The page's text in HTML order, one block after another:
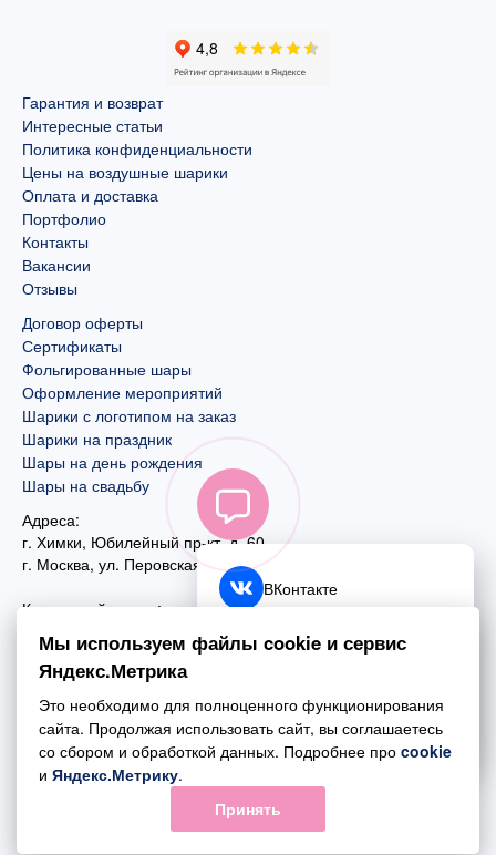
Гарантия и возврат
Интересные статьи
Политика конфиденциальности
Цены на воздушные шарики
Оплата и доставка
Портфолио
Контакты
Вакансии
Отзывы
Договор оферты
Сертификаты
Фольгированные шары
Оформление мероприятий
Шарики с логотипом на заказ
Шарики на праздник
Шары на день рождения
Шары на свадьбу
Адреса:
г. Химки, Юбилейный пр-кт, д. 60
г. Москва, ул. Перовская, д. 59
Контактный номер:
+7 (495) 970-44-75
Почта:
mail@esta-fiesta.ru
Режим работы интернет-магазина:
ПН-ВС с 09:00 до 21:00
ВКонтакте
Telegram
Обратный звонок
Мы используем файлы cookie и сервис
Яндекс.Метрика
Это необходимо для полноценного функционирования
сайта. Продолжая использовать сайт, вы соглашаетесь
со сбором и обработкой данных. Подробнее про cookie
и Яндекс.Метрику.
Принять